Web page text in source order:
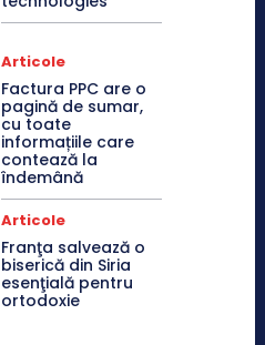
Articole
Factura PPC are o
pagină de sumar,
cu toate
informațiile care
contează la
îndemână
Articole
Franţa salvează o
biserică din Siria
esenţială pentru
ortodoxie